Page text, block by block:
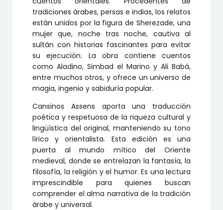
tradiciones árabes, persas e indias, los relatos
están unidos por la figura de Sherezade, una
mujer que, noche tras noche, cautiva al
sultán con historias fascinantes para evitar
su ejecución. La obra contiene cuentos
como Aladino, Simbad el Marino y Ali Babá,
entre muchos otros, y ofrece un universo de
magia, ingenio y sabiduría popular.
Cansinos Assens aporta una traducción
poética y respetuosa de la riqueza cultural y
lingüística del original, manteniendo su tono
lírico y orientalista. Esta edición es una
puerta al mundo mítico del Oriente
medieval, donde se entrelazan la fantasía, la
filosofía, la religión y el humor. Es una lectura
imprescindible para quienes buscan
comprender el alma narrativa de la tradición
árabe y universal.